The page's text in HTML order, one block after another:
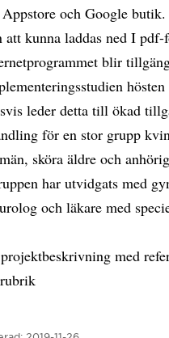
och Google butik.
att kunna laddas ned I
blir
hösten
leder detta till ökad
för en stor grupp
sköra äldre och
har utvidgats med
och läkare med
med